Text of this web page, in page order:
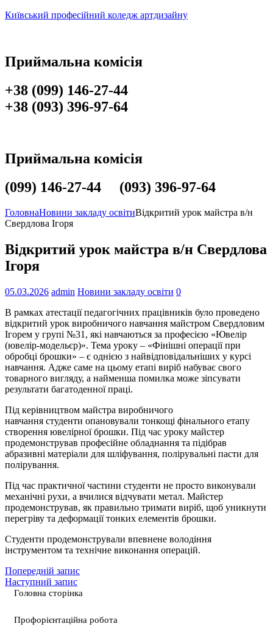
Київський професійний коледж артдизайну
Приймальна комісія
+38 (099) 146-27-44
+38 (093) 396-97-64
Приймальна комісія
(099) 146-27-44 (093) 396-97-64
ГоловнаНовини закладу освітиВідкритий урок майстра в/н
Свердлова Ігоря
Відкритий урок майстра в/н Свердлова
Ігоря
05.03.2026 admin Новини закладу освіти 0
В рамках атестації педагогічних працівників було проведено
відкритий урок виробничого навчання майстром Свердловим
Ігорем у групі №31, які навчаються за професією «Ювелір
(ювелір-модельєр)». Тема уроку – «Фінішні операції при
обробці брошки» – є однією з найвідповідальніших у курсі
навчання. Адже саме на цьому етапі виріб набуває свого
товарного вигляду, а найменша помилка може зіпсувати
результати багатоденної праці.
Під керівництвом майстра виробничого
навчання студенти опановували тонкощі фінального етапу
створення ювелірної брошки. Під час уроку майстер
продемонстрував професійне обладнання та підібрав
абразивні матеріали для шліфування, полірувальні пасти для
полірування.
Під час практичної частини студенти не просто виконували
механічні рухи, а вчилися відчувати метал. Майстер
продемонстрував, як правильно тримати виріб, щоб уникнути
перегріву та деформації тонких елементів брошки.
Студенти продемонстрували впевнене володіння
інструментом та технічне виконання операцій.
Попередній запис
Наступний запис
Головна сторінка
Профорієнтаційна робота